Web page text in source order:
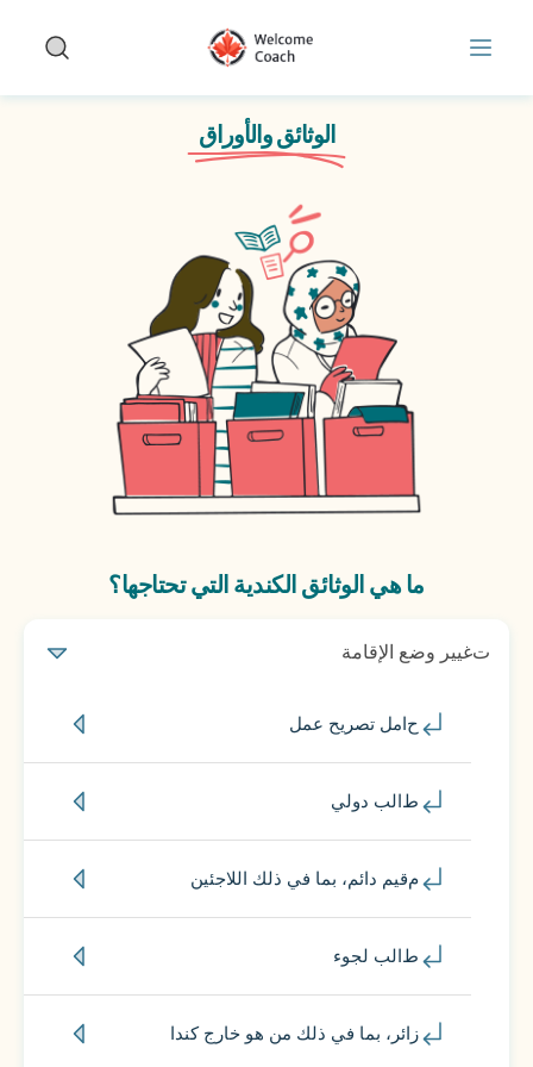
الوثائق والأوراق
ما هي الوثائق الكندية التي تحتاجها؟
تغيير وضع الإقامة
حامل تصريح عمل
طالب دولي
مقيم دائم، بما في ذلك اللاجئين
طالب لجوء
زائر، بما في ذلك من هو خارج كندا